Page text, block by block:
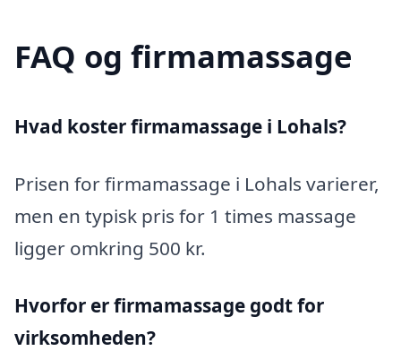
FAQ og firmamassage
Hvad koster firmamassage i Lohals?
Prisen for firmamassage i Lohals varierer,
men en typisk pris for 1 times massage
ligger omkring 500 kr.
Hvorfor er firmamassage godt for
virksomheden?